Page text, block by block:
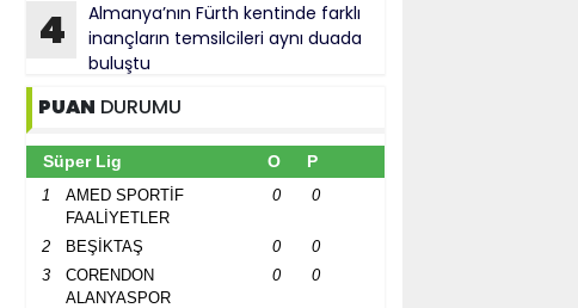
4
Almanya’nın Fürth kentinde farklı
inançların temsilcileri aynı duada
buluştu
PUAN DURUMU
Süper Lig O P
1
AMED SPORTİF
FAALİYETLER
0 0
2 BEŞİKTAŞ 0
0
3
CORENDON
ALANYASPOR
0 0